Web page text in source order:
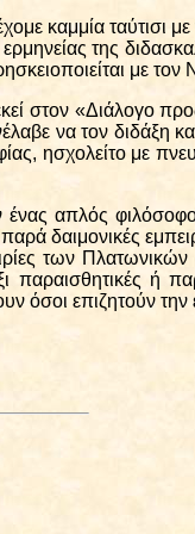
καμμία
της
με
στον «Διάλογο
να τον διδάξη
ησχολείτο με
ένας απλός
δαιμονικές
των
παραισθητικές ή
όσοι επιζητούν